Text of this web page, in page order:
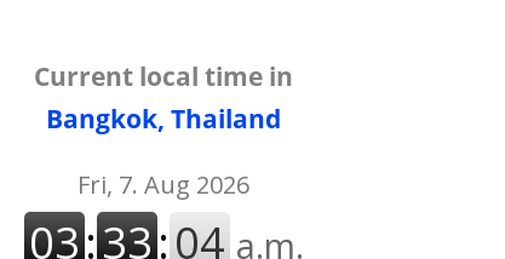
Current local time in
Bangkok, Thailand